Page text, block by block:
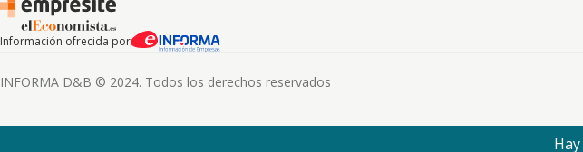
Información ofrecida por
INFORMA D&B © 2024. Todos los derechos reservados